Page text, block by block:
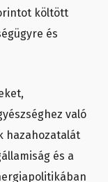
költött
és
való
hazahozatalát
és a